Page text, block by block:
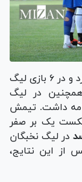
فصل را به عنوان سرمربی آغاز کرد و در ۶ بازی لیگ
در لیگ
داشت. تیمش
کرد. شکست یک بر صفر
در لیگ نخبگان
از این نتایج،